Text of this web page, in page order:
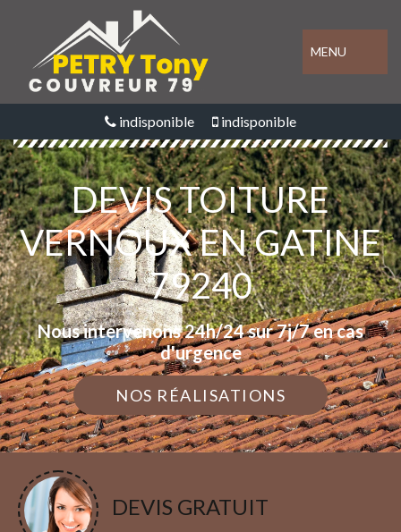
MENU
indisponible indisponible
DEVIS TOITURE
VERNOUX EN GATINE
79240
Nous intervenons 24h/24 sur 7j/7 en cas
d'urgence
NOS RÉALISATIONS
DEVIS GRATUIT